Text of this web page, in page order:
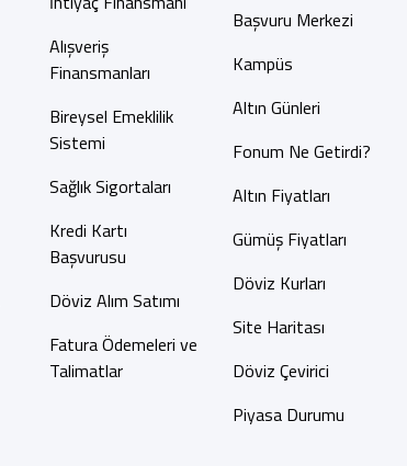
Alışveriş
Finansmanları
Bireysel Emeklilik
Sistemi
Sağlık Sigortaları
Kredi Kartı
Başvurusu
Döviz Alım Satımı
Fatura Ödemeleri ve
Talimatlar
Başvuru Merkezi
Kampüs
Altın Günleri
Fonum Ne Getirdi?
Altın Fiyatları
Gümüş Fiyatları
Döviz Kurları
Site Haritası
Döviz Çevirici
Piyasa Durumu